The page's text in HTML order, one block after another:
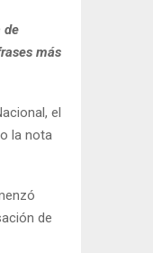
de
más
el
la nota
de